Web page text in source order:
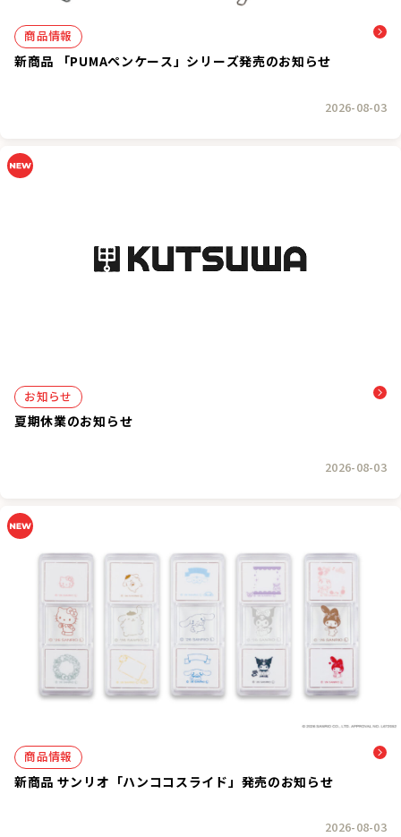
商品情報
新商品 「PUMAペンケース」シリーズ発売のお知らせ
2026-08-03
お知らせ
夏期休業のお知らせ
2026-08-03
商品情報
新商品 サンリオ「ハンココスライド」発売のお知らせ
2026-08-03